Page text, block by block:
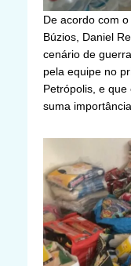
De acordo com
Búzios, Daniel
cenário de
pela equipe no
Petrópolis, e
suma